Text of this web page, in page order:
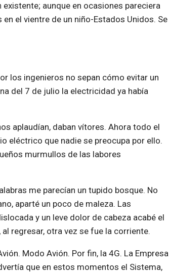
aunque en ocasiones pareciera
el vientre de un niño-Estados Unidos. Se
los ingenieros no sepan cómo evitar un
del 7 de julio la electricidad ya había
aplaudían, daban vítores. Ahora todo el
eléctrico que nadie se preocupa por ello.
murmullos de las labores
me parecían un tupido bosque. No
aparté un poco de maleza. Las
y un leve dolor de cabeza acabé el
regresar, otra vez se fue la corriente.
Modo Avión. Por fin, la 4G. La Empresa
que en estos momentos el Sistema,